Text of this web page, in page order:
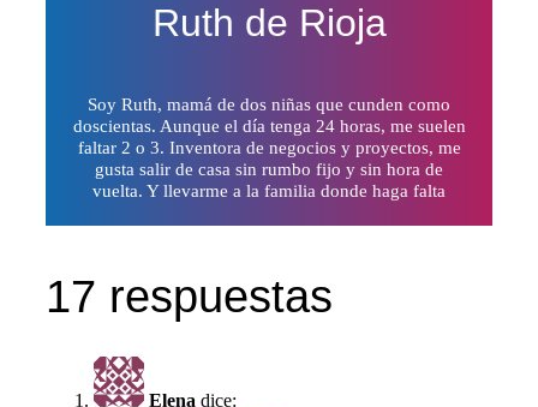
Ruth de Rioja
Soy Ruth, mamá de dos niñas que cunden como
doscientas. Aunque el día tenga 24 horas, me suelen
faltar 2 o 3. Inventora de negocios y proyectos, me
gusta salir de casa sin rumbo fijo y sin hora de
vuelta. Y llevarme a la familia donde haga falta
17 respuestas
Elena dice: